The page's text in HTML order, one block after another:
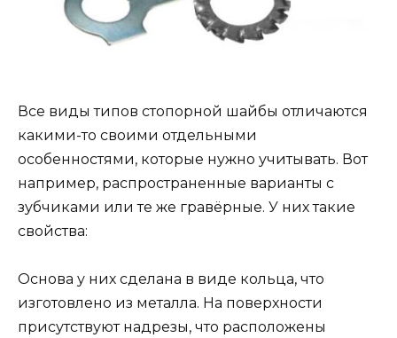
Все виды типов стопорной шайбы отличаются
какими-то своими отдельными
особенностями, которые нужно учитывать. Вот
например, распространенные варианты с
зубчиками или те же гравёрные. У них такие
свойства:
Основа у них сделана в виде кольца, что
изготовлено из металла. На поверхности
присутствуют надрезы, что расположены